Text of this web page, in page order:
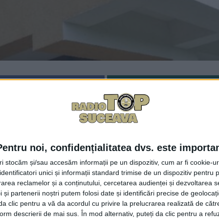
noi, confidențialitatea dvs. este
stocăm și/sau accesăm informații pe un dispozitiv, cum ar fi cookie-
unici și informații standard trimise de un dispozitiv pentru
reclamelor și a conținutului, cercetarea audienței și dezvoltarea
și partenerii noștri putem folosi date și identificări precise de
clic pentru a vă da acordul cu privire la prelucrarea realizată de
descrierii de mai sus. În mod alternativ, puteți da clic pentru a
sucevean Dumbrava, comuna Cornu Luncii, va
1,6 milioane de lei și este realizată cu fonduri
învăța în încăperi spațioase, cu ferestre largi,
I-IV din Dumbrava. Școala a făcut obiectul
Valoarea investiției a fost de 1,12 milioane de lei.
grădinița din Brăiești. Mai avem grădinița din
și sală de sport la Păiseni. La Păiseni grădinița
Primarul de Cornu Luncii a subliniat că numărul